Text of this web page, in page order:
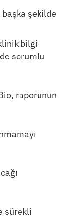
başka şekilde
bilgi
sorumlu
raporunun
sürekli